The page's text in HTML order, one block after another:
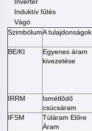
Induktív fűtés
Vágó
SzimbólumA tulajdonságok
BE/KI
Egyenes áram
kivezetése
IRRM
Ismétlődő
csúcsáram
IFSM
Túláram Előre
Áram